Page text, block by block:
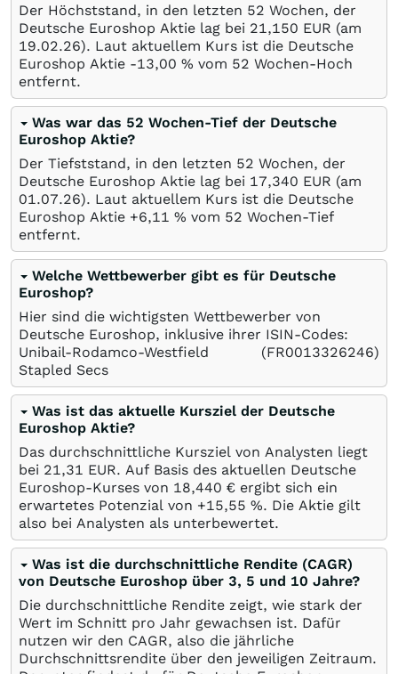
Der Höchststand, in den letzten 52 Wochen, der
Deutsche Euroshop Aktie lag bei 21,150 EUR (am
19.02.26). Laut aktuellem Kurs ist die Deutsche
Euroshop Aktie -13,00 % vom 52 Wochen-Hoch
entfernt.
Was war das 52 Wochen-Tief der Deutsche
Euroshop Aktie?
Der Tiefststand, in den letzten 52 Wochen, der
Deutsche Euroshop Aktie lag bei 17,340 EUR (am
01.07.26). Laut aktuellem Kurs ist die Deutsche
Euroshop Aktie +6,11 % vom 52 Wochen-Tief
entfernt.
Welche Wettbewerber gibt es für Deutsche
Euroshop?
Hier sind die wichtigsten Wettbewerber von
Deutsche Euroshop, inklusive ihrer ISIN-Codes:
Unibail-Rodamco-Westfield
Stapled Secs
(FR0013326246)
Was ist das aktuelle Kursziel der Deutsche
Euroshop Aktie?
Das durchschnittliche Kursziel von Analysten liegt
bei 21,31 EUR. Auf Basis des aktuellen Deutsche
Euroshop-Kurses von 18,440 € ergibt sich ein
erwartetes Potenzial von +15,55 %. Die Aktie gilt
also bei Analysten als unterbewertet.
Was ist die durchschnittliche Rendite (CAGR)
von Deutsche Euroshop über 3, 5 und 10 Jahre?
Die durchschnittliche Rendite zeigt, wie stark der
Wert im Schnitt pro Jahr gewachsen ist. Dafür
nutzen wir den CAGR, also die jährliche
Durchschnittsrendite über den jeweiligen Zeitraum.